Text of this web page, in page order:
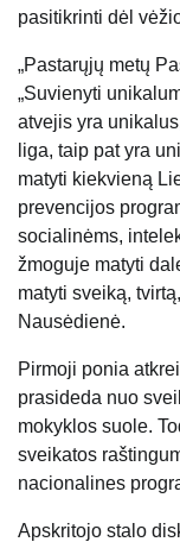
pasitikrinti dėl
„Pastarųjų metų
„Suvienyti
atvejis yra
liga, taip pat yra
matyti kiekvieną
prevencijos
socialinėms,
žmoguje matyti
matyti sveiką,
Nausėdienė.
Pirmoji ponia
prasideda nuo
mokyklos suole.
sveikatos
nacionalines
Apskritojo stalo